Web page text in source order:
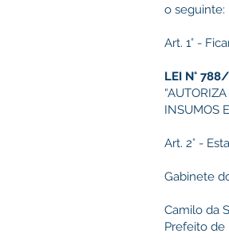
o seguinte:
Art. 1° -
LEI N°
INSUMOS
Art. 2° -
Gabinete
Camilo da
Prefeito de